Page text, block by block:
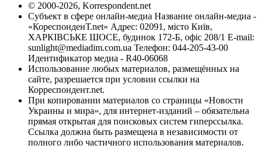
© 2000-2026, Korrespondent.net
Субъект в сфере онлайн-медиа Название онлайн-медиа -
«КореспонденТ.net» Адрес: 02091, місто Київ,
ХАРКІВСЬКЕ ШОСЕ, будинок 172-Б, офіс 208/1 E-mail:
sunlight@mediadim.com.ua Телефон: 044-205-43-00
Идентификатор медиа - R40-06068
Использование любых материалов, размещённых на
сайте, разрешается при условии ссылки на
Корреспондент.net.
При копировании материалов со страницы «Новости
Украины и мира», для интернет-изданий – обязательна
прямая открытая для поисковых систем гиперссылка.
Ссылка должна быть размещена в независимости от
полного либо частичного использования материалов.